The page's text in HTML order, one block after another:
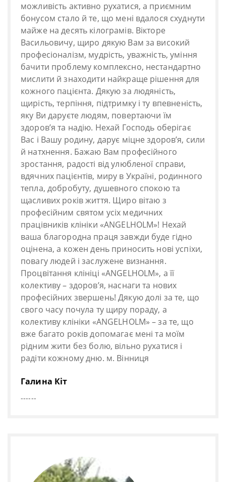
можливість активно рухатися, а приємним
бонусом стало й те, що мені вдалося схуднути
майже на десять кілограмів. Вікторе
Васильовичу, щиро дякую Вам за високий
професіоналізм, мудрість, уважність, уміння
бачити проблему комплексно, нестандартно
мислити й знаходити найкраще рішення для
кожного пацієнта. Дякую за людяність,
щирість, терпіння, підтримку і ту впевненість,
яку Ви даруєте людям, повертаючи їм
здоров’я та надію. Нехай Господь оберігає
Вас і Вашу родину, дарує міцне здоров’я, сили
й натхнення. Бажаю Вам професійного
зростання, радості від улюбленої справи,
вдячних пацієнтів, миру в Україні, родинного
тепла, добробуту, душевного спокою та
щасливих років життя. Щиро вітаю з
професійним святом усіх медичних
працівників клініки «ANGELHOLM»! Нехай
ваша благородна праця завжди буде гідно
оцінена, а кожен день приносить нові успіхи,
повагу людей і заслужене визнання.
Процвітання клініці «ANGELHOLM», а її
колективу – здоров’я, наснаги та нових
професійних звершень! Дякую долі за те, що
свого часу почула ту щиру пораду, а
колективу клініки «ANGELHOLM» – за те, що
вже багато років допомагає мені та моїм
рідним жити без болю, вільно рухатися і
радіти кожному дню. м. Вінниця
Галина Кіт
------